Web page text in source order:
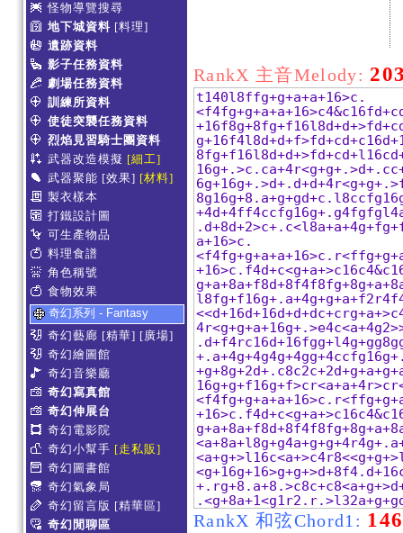
怪物導覽搜尋
地下城資料 [料理]
遺跡資料
影子任務資料
劇場任務資料
訓練所資料
使徒突襲任務資料
烈焰見習騎士團資料
武器改造模擬 [細工]
武器聚能 [效果] [材料]
製衣樣本
打鐵設計圖
可生產物品
料理食譜
角色稱號
食物效果
奇幻系列 - Fantasy
奇幻藝廊 [精華] [廣場]
奇幻繪圖館
奇幻音樂廳
奇幻寫真館
奇幻伸展台
奇幻電影院
奇幻小幫手 [走私販]
奇幻圖書館
奇幻氣象局
奇幻留言版 [精華區]
奇幻閒聊區
RankX 主音Melody:
RankX 和弦Chord1: